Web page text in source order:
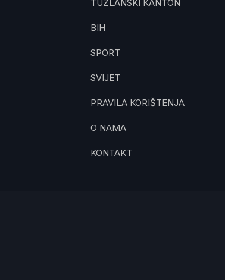
TUZLANSKI KANTON
BIH
SPORT
SVIJET
PRAVILA KORIŠTENJA
O NAMA
KONTAKT